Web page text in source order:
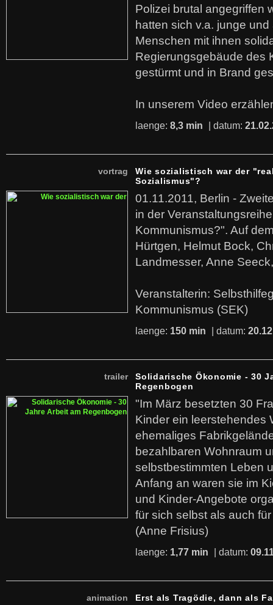
Polizei brutal angegriffen
hatten sich v.a. junge
Menschen mit ihnen
Regierungsgebäude des
gestürmt und in Brand
In unserem Video
laenge: 8,3 min | datum:
vortrag
Wie sozialistisch war der
Sozialismus"?
01.11.2011, Berlin -
in der
Kommunismus?". Auf
Hürtgen, Helmut Bock,
Landmesser, Anne
Veranstalterin:
Kommunismus (SEK)
laenge: 150 min | datum:
trailer
Solidarische Ökonomie - 30
Regenbogen
"Im März besetzten 30
Kinder ein leerstehendes
ehemaliges
bezahlbaren Wohnraum
selbstbestimmten Leben
Anfang an waren sie im
und Kinder-Angebote
für sich selbst als auch
(Anne Frisius)
laenge: 1,77 min | datum:
animation Erst als Tragödie, dann als